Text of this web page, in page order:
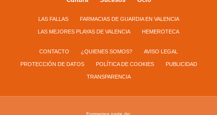
LAS FALLAS FARMACIAS DE GUARDIA EN VALENCIA
LAS MEJORES PLAYAS DE VALENCIA HEMEROTECA
CONTACTO ¿QUIENES SOMOS? AVISO LEGAL
PROTECCIÓN DE DATOS POLÍTICA DE COOKIES PUBLICIDAD
TRANSPARENCIA
Formamos parte de: